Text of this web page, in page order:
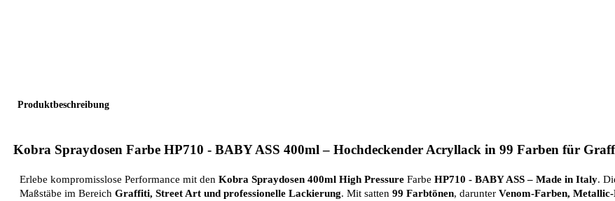
Produktbeschreibung
Kobra Spraydosen Farbe HP710 - BABY ASS 400ml – Hochdeckender Acryllack in 99 Farben für
Erlebe kompromisslose Performance mit den Kobra Spraydosen 400ml High Pressure Farbe HP710 - BABY ASS– Made in Italy.
Maßstäbe im Bereich Graffiti, Street Art und professionelle Lackierung. Mit satten 99 Farbtönen, darunter Venom-Farben,